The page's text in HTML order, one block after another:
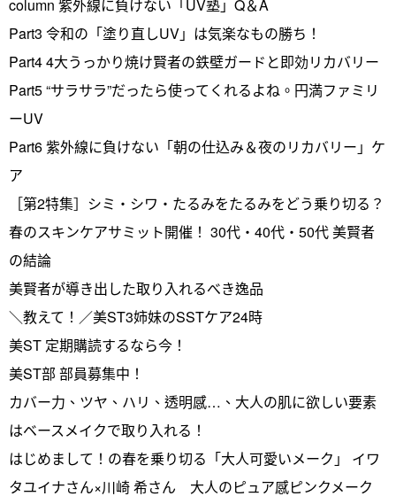
column 紫外線に負けない「UV塾」Q＆A
Part3 令和の「塗り直しUV」は気楽なもの勝ち！
Part4 4大うっかり焼け賢者の鉄壁ガードと即効リカバリー
Part5 “サラサラ”だったら使ってくれるよね。円満ファミリ
ーUV
Part6 紫外線に負けない「朝の仕込み＆夜のリカバリー」ケ
ア
［第2特集］シミ・シワ・たるみをたるみをどう乗り切る？
春のスキンケアサミット開催！ 30代・40代・50代 美賢者
の結論
美賢者が導き出した取り入れるべき逸品
＼教えて！／美ST3姉妹のSSTケア24時
美ST 定期購読するなら今！
美ST部 部員募集中！
カバー力、ツヤ、ハリ、透明感…、大人の肌に欲しい要素
はベースメイクで取り入れる！
はじめまして！の春を乗り切る「大人可愛いメーク」 イワ
タユイナさん×川崎 希さん 大人のピュア感ピンクメーク